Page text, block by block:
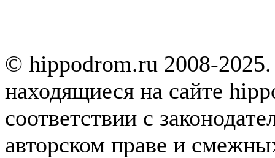
© hippodrom.ru 2008-
находящиеся на сайте
соответствии с
авторском праве и